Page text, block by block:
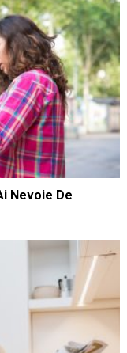
Nevoie De